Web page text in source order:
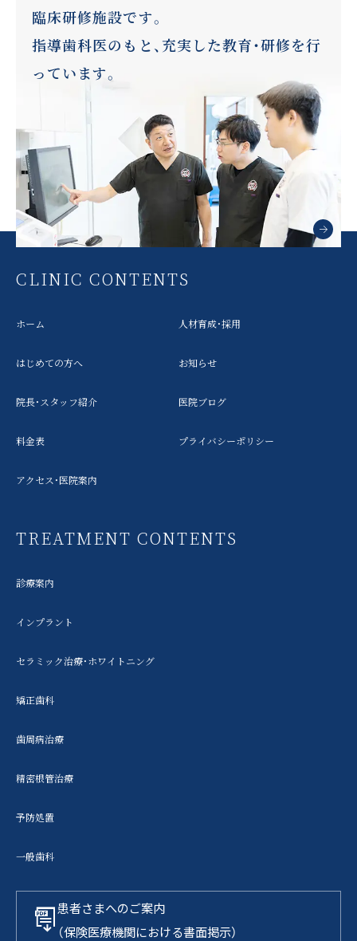
臨床研修施設です。
指導歯科医のもと、充実した教育・研修を行
っています。
CLINIC CONTENTS
ホーム
はじめての方へ
院長・スタッフ紹介
料金表
アクセス・医院案内
人材育成・採用
お知らせ
医院ブログ
プライバシーポリシー
TREATMENT CONTENTS
診療案内
インプラント
セラミック治療・ホワイトニング
矯正歯科
歯周病治療
精密根管治療
予防処置
一般歯科
患者さまへのご案内
（保険医療機関における書面掲示）